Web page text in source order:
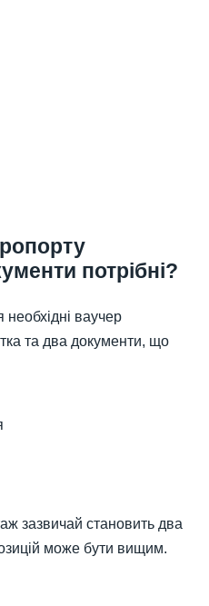
потрібні?
ваучер
та два документи, що
зазвичай становить два
може бути вищим.